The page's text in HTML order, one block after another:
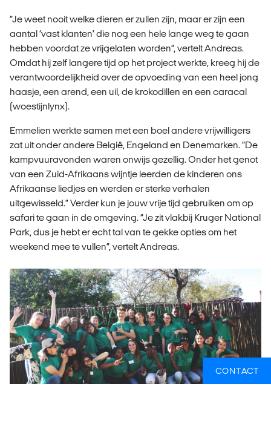
“Je weet nooit welke dieren er zullen zijn, maar er zijn een
aantal ‘vast klanten’ die nog een hele lange weg te gaan
hebben voordat ze vrijgelaten worden”, vertelt Andreas.
Omdat hij zelf langere tijd op het project werkte, kreeg hij de
verantwoordelijkheid over de opvoeding van een heel jong
haasje, een arend, een uil, de krokodillen en een caracal
(woestijnlynx).
Emmelien werkte samen met een boel andere vrijwilligers
zat uit onder andere België, Engeland en Denemarken. “De
kampvuuravonden waren onwijs gezellig. Onder het genot
van een Zuid-Afrikaans wijntje leerden de kinderen ons
Afrikaanse liedjes en werden er sterke verhalen
uitgewisseld.” Verder kun je jouw vrije tijd gebruiken om op
safari te gaan in de omgeving. “Je zit vlakbij Kruger National
Park, dus je hebt er echt tal van te gekke opties om het
weekend mee te vullen”, vertelt Andreas.
CONTACT